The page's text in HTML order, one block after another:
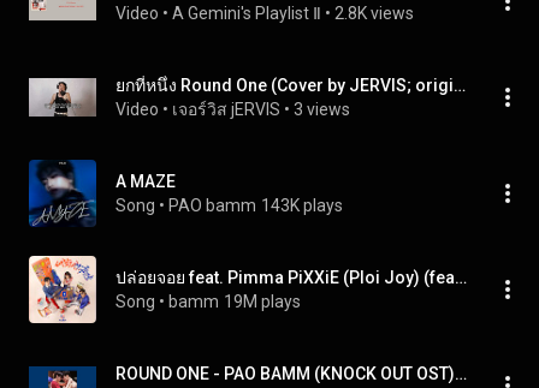
Video • A Gemini's Playlist Ⅱ • 2.8K views
ยกที่หนึ่ง Round One (Cover by JERVIS; originally by PAO bamm)
Video • เจอร์วิส jERVIS • 3 views
A MAZE
Song • PAO bamm 143K plays
ปล่อยจอย feat. Pimma PiXXiE (Ploi Joy) (feat. Pimma PiXXiE)
Song • bamm 19M plays
ROUND ONE - PAO BAMM (KNOCK OUT OST) [ SLOWED + REVERB ]